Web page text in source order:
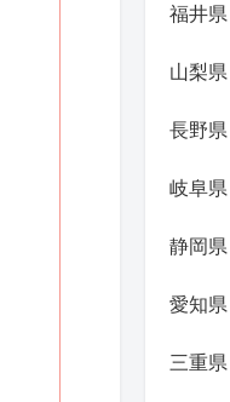
福井県
山梨県
長野県
岐阜県
静岡県
愛知県
三重県